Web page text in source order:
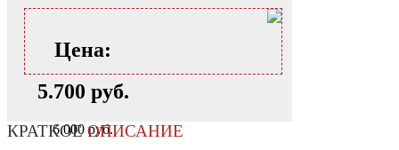
Цена:
5.700 руб.
6.000 руб.
КРАТКОЕОПИСАНИЕ